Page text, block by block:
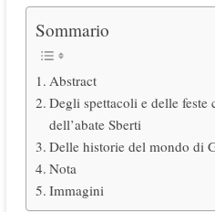
Sommario
Abstract
Degli spettacoli e delle feste
dell’abate Sberti
Delle historie del mondo di
Nota
Immagini